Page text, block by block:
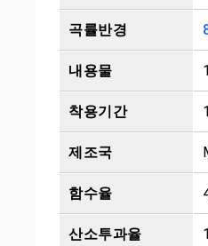
곡률반경
내용물
착용기간
제조국
함수율
산소투과율